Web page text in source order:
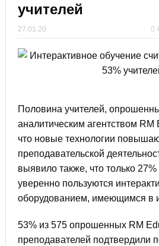
учителей
27.01.20
Половина учителей,
аналитическим агентством RM
что новые технологии
преподавательской
выявило также, что только
уверенно пользуются
оборудованием, имеющимся в
53% из 575 опрошенных RM
преподавателей подтвердили